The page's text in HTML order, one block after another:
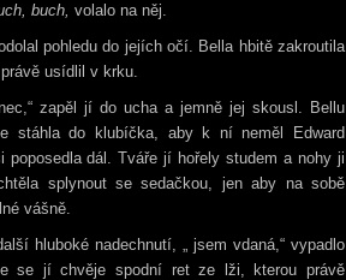
buch, volalo na něj.
pohledu do jejích očí. Bella hbitě zakroutila
usídlil v krku.
zapěl jí do ucha a jemně jej skousl. Bellu
stáhla do klubíčka, aby k ní neměl Edward
dál. Tváře jí hořely studem a nohy ji
splynout se sedačkou, jen aby na sobě
vášně.
hluboké nadechnutí, „ jsem vdaná,“ vypadlo
se jí chvěje spodní ret ze lži, kterou právě